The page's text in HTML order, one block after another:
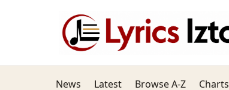
News Latest Browse A-Z Charts